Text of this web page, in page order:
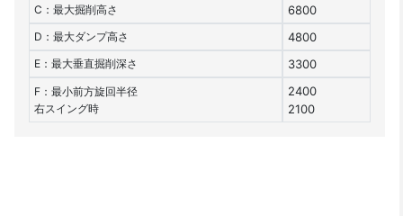
C：最大掘削高さ 6800
D：最大ダンプ高さ 4800
E：最大垂直掘削深さ 3300
F：最小前方旋回半径
右スイング時
2400
2100